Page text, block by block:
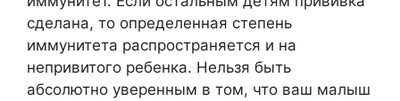
сделана, то определенная степень
иммунитета распространяется и на
непривитого ребенка. Нельзя быть
абсолютно уверенным в том, что ваш малыш